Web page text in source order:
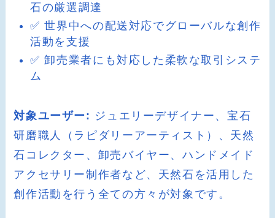
石の厳選調達
✅ 世界中への配送対応でグローバルな創作
活動を支援
✅ 卸売業者にも対応した柔軟な取引システ
ム
対象ユーザー: ジュエリーデザイナー、宝石
研磨職人（ラピダリーアーティスト）、天然
石コレクター、卸売バイヤー、ハンドメイド
アクセサリー制作者など、天然石を活用した
創作活動を行う全ての方々が対象です。